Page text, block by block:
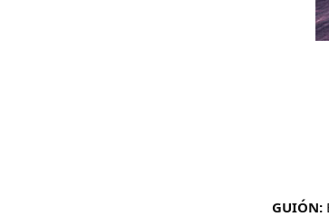
GUIÓN: